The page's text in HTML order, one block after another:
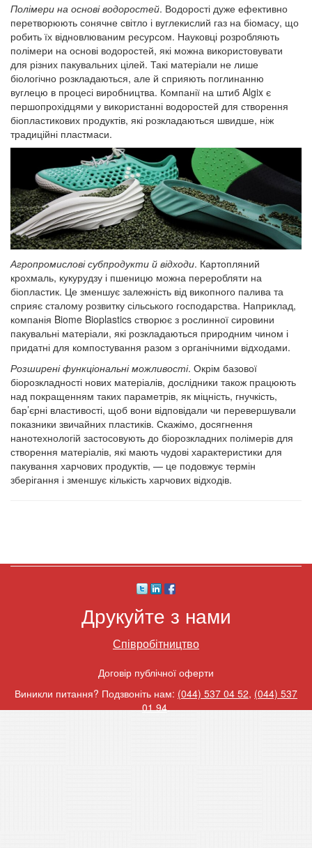
Полімери на основі водоростей. Водорості дуже ефективно
перетворюють сонячне світло і вуглекислий газ на біомасу, що
робить їх відновлюваним ресурсом. Науковці розробляють
полімери на основі водоростей, які можна використовувати
для різних пакувальних цілей. Такі матеріали не лише
біологічно розкладаються, але й сприяють поглинанню
вуглецю в процесі виробництва. Компанії на штиб Algix є
першопрохідцями у використанні водоростей для створення
біопластикових продуктів, які розкладаються швидше, ніж
традиційні пластмаси.
Агропромислові субпродукти й відходи. Картопляний
крохмаль, кукурудзу і пшеницю можна переробляти на
біопластик. Це зменшує залежність від викопного палива та
сприяє сталому розвитку сільського господарства. Наприклад,
компанія Biome Bioplastics створює з рослинної сировини
пакувальні матеріали, які розкладаються природним чином і
придатні для компостування разом з органічними відходами.
Розширені функціональні можливості. Окрім базової
біорозкладності нових матеріалів, дослідники також працюють
над покращенням таких параметрів, як міцність, гнучкість,
бар’єрні властивості, щоб вони відповідали чи перевершували
показники звичайних пластиків. Скажімо, досягнення
нанотехнологій застосовують до біорозкладних полімерів для
створення матеріалів, які мають чудові характеристики для
пакування харчових продуктів, — це подовжує термін
зберігання і зменшує кількість харчових відходів.
Друкуйте з нами
Співробітництво
Договір публічної оферти
Виникли питання? Подзвоніть нам: (044) 537 04 52, (044) 537
01 94.